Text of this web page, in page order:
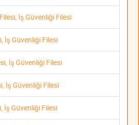
İş Güvenliği Filesi
İş Güvenliği Filesi
İş Güvenliği Filesi
İş Güvenliği Filesi
İş Güvenliği Filesi